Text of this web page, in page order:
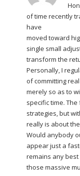
of time recently
have
moved toward
single small
transform the
Personally, I
of committing
merely so as to
specific time.
strategies, but
really is about
Would anybody
appear just a
remains any
those massive